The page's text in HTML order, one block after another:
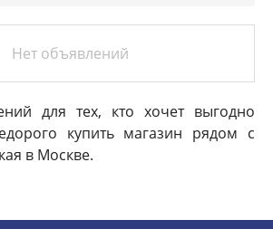
Нет объявлений
для тех, кто хочет выгодно
купить магазин рядом с
в Москве.